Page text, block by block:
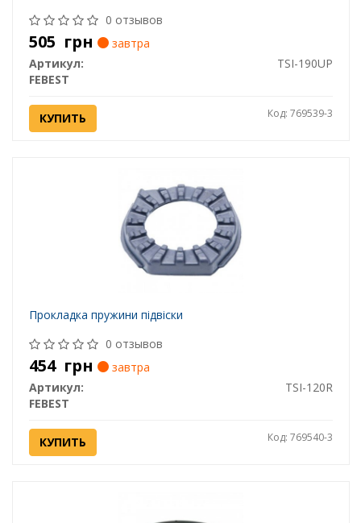
0 отзывов
505 грн
завтра
Артикул:
TSI-190UP
FEBEST
КУПИТЬ Код: 769539-3
Прокладка пружини підвіски
0 отзывов
454 грн
завтра
Артикул:
TSI-120R
FEBEST
КУПИТЬ Код: 769540-3